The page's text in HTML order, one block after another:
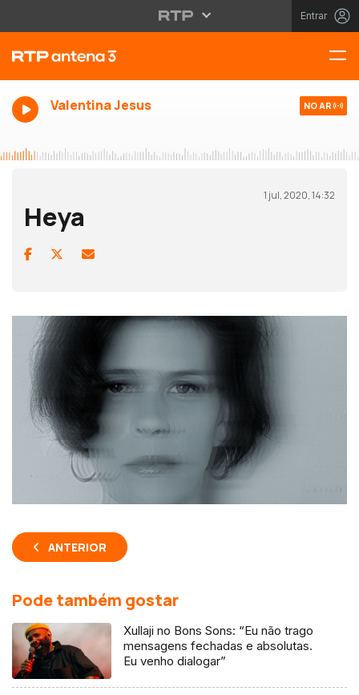
Entrar
Valentina Jesus NO AR
1 jul, 2020, 14:32
Heya
ANTERIOR
Pode também gostar
Xullaji no Bons Sons: “Eu não trago
mensagens fechadas e absolutas.
Eu venho dialogar”